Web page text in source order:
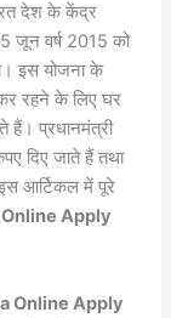
देश के केंद्र
जून वर्ष 2015 को
इस योजना के
रहने के लिए घर
हैं। प्रधानमंत्री
दिए जाते हैं तथा
आर्टिकल में पूरे
Online Apply
Online Apply